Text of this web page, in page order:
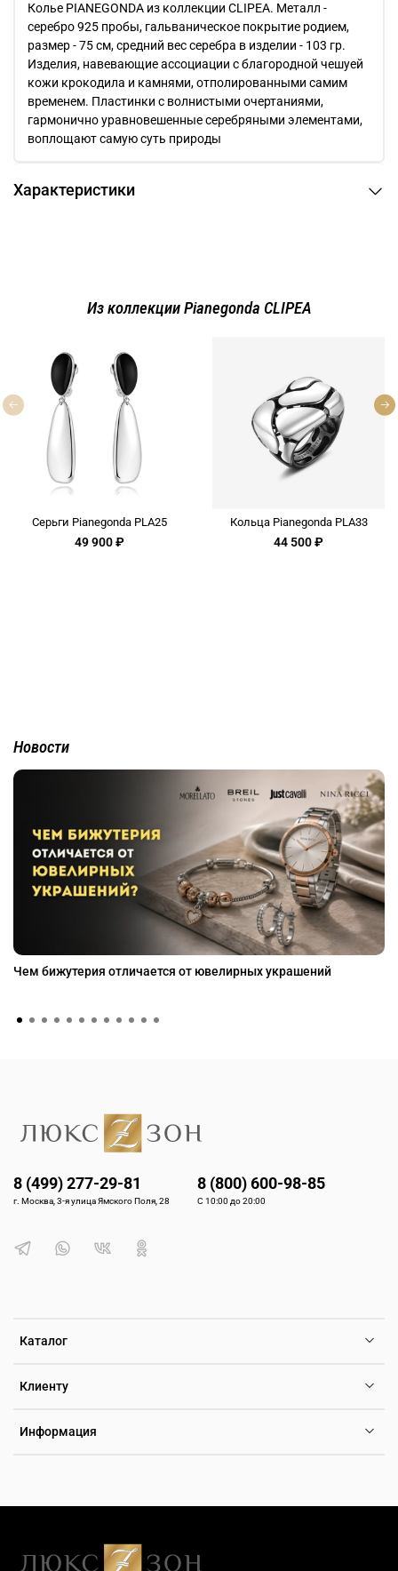
Колье PIANEGONDA из коллекции CLIPEA. Металл -
серебро 925 пробы, гальваническое покрытие родием,
размер - 75 см, средний вес серебра в изделии - 103 гр.
Изделия, навевающие ассоциации с благородной чешуей
кожи крокодила и камнями, отполированными самим
временем. Пластинки с волнистыми очертаниями,
гармонично уравновешенные серебряными элементами,
воплощают самую суть природы
Характеристики
Из коллекции Pianegonda CLIPEA
Серьги Pianegonda PLA25
49 900 ₽
Кольца Pianegonda PLA33
44 500 ₽
Новости
Чем бижутерия отличается от ювелирных украшений
Каталог
Клиенту
Информация
8 (499) 277-29-81
г. Москва, 3-я улица Ямского Поля, 28
8 (800) 600-98-85
С 10:00 до 20:00